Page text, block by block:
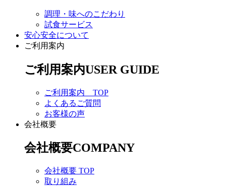
調理・味へのこだわり
試食サービス
安心安全について
ご利用案内
ご利用案内USER GUIDE
ご利用案内 TOP
よくあるご質問
お客様の声
会社概要
会社概要COMPANY
会社概要 TOP
取り組み